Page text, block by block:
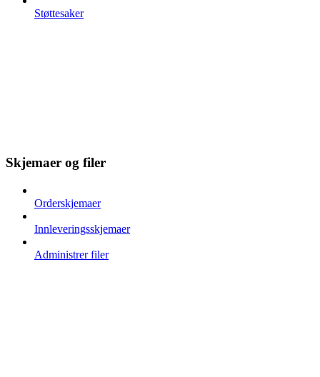
Støttesaker
Skjemaer og filer
Orderskjemaer
Innleveringsskjemaer
Administrer filer